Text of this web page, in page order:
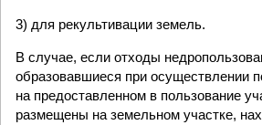
3) для рекультивации земель.
В случае, если отходы
образовавшиеся при осуществлении
на предоставленном в пользование
размещены на земельном участке,